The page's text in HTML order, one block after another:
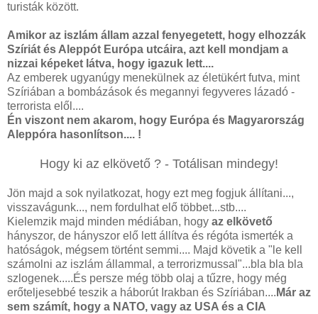
turisták között.
Amikor az iszlám állam azzal fenyegetett, hogy elhozzák
Szíriát és Aleppót Európa utcáira, azt kell mondjam a
nizzai képeket látva, hogy igazuk lett....
Az emberek ugyanúgy menekülnek az életükért futva, mint
Szíriában a bombázások és megannyi fegyveres lázadó -
terrorista elől....
Én viszont nem akarom, hogy Európa és Magyarország
Aleppóra hasonlítson.... !
Hogy ki az elkövető ? - Totálisan mindegy!
Jön majd a sok nyilatkozat, hogy ezt meg fogjuk állítani...,
visszavágunk..., nem fordulhat elő többet...stb....
Kielemzik majd minden médiában, hogy az elkövető
hányszor, de hányszor elő lett állítva és régóta ismerték a
hatóságok, mégsem történt semmi.... Majd követik a "le kell
számolni az iszlám állammal, a terrorizmussal"...bla bla bla
szlogenek.....És persze még több olaj a tűzre, hogy még
erőteljesebbé teszik a háborút Irakban és Szíriában.... Már az
sem számít, hogy a NATO, vagy az USA és a CIA